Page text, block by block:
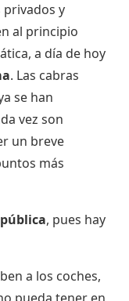
privados y
al principio
a día de hoy
. Las cabras
se han
vez son
un breve
más
, pues hay
a los coches,